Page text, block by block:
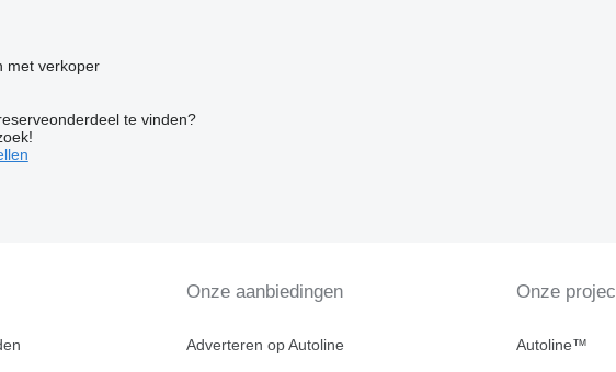
met verkoper
te vinden?
Onze aanbiedingen
Adverteren op Autoline
Onze
Autoline™